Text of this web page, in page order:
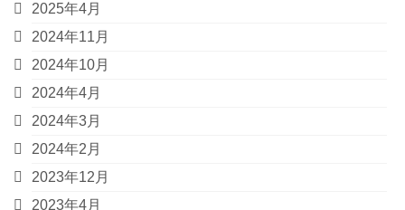
2025年4月
2024年11月
2024年10月
2024年4月
2024年3月
2024年2月
2023年12月
2023年4月